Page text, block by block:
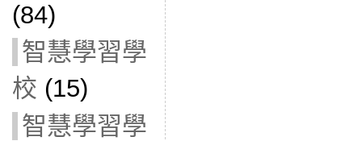
(84)
智慧學習學
校 (15)
智慧學習學